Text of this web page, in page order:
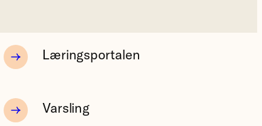
Læringsportalen
Varsling